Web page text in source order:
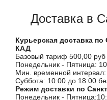
Доставка в
Курьерская доставка
КАД
Базовый тариф 500,00 руб
Понедельник - Пятница:
Мин. временной интервал:
Суббота: 10:00 до 18:00
Режим доставки по
Понедельник -